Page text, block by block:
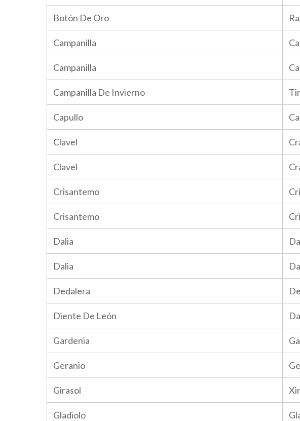
Botón De Oro
Campanilla
Campanilla
Campanilla De Invierno
Capullo
Clavel
Clavel
Crisantemo
Crisantemo
Dalia
Dalia
Dedalera
Diente De León
Gardenia
Geranio
Girasol
Gladiolo